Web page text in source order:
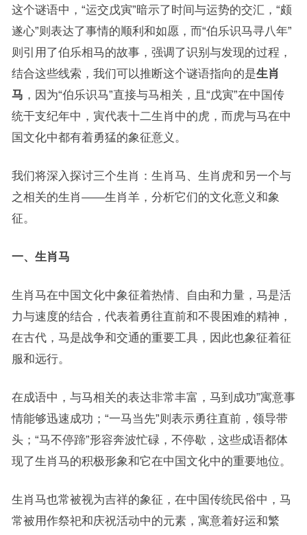
这个谜语中，“运交戊寅”暗示了时间与运势的交汇，“颇
遂心”则表达了事情的顺利和如愿，而“伯乐识马寻八年”
则引用了伯乐相马的故事，强调了识别与发现的过程，
结合这些线索，我们可以推断这个谜语指向的是生肖
马 ，因为“伯乐识马”直接与马相关，且“戊寅”在中国传
统干支纪年中，寅代表十二生肖中的虎，而虎与马在中
国文化中都有着勇猛的象征意义。
我们将深入探讨三个生肖：生肖马、生肖虎和另一个与
之相关的生肖——生肖羊，分析它们的文化意义和象
征。
一、生肖马
生肖马在中国文化中象征着热情、自由和力量，马是活
力与速度的结合，代表着勇往直前和不畏困难的精神，
在古代，马是战争和交通的重要工具，因此也象征着征
服和远行。
在成语中，与马相关的表达非常丰富，马到成功”寓意事
情能够迅速成功；“一马当先”则表示勇往直前，领导带
头；“马不停蹄”形容奔波忙碌，不停歇，这些成语都体
现了生肖马的积极形象和它在中国文化中的重要地位。
生肖马也常被视为吉祥的象征，在中国传统民俗中，马
常被用作祭祀和庆祝活动中的元素，寓意着好运和繁